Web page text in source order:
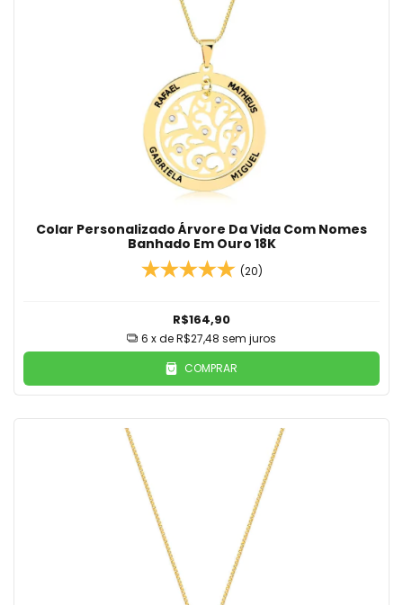
Colar Personalizado Árvore Da Vida Com Nomes
Banhado Em Ouro 18K
(20)
R$164,90
6 x deR$27,48 sem juros
COMPRAR